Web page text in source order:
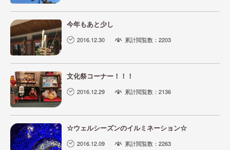
今年もあと少し
2016.12.30 累計閲覧数：2203
文化祭コーナー！！！
2016.12.29 累計閲覧数：2136
☆ウェルシーズンのイルミネーション☆
2016.12.09 累計閲覧数：2263